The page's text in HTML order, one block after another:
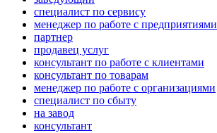
специалист по сервису
менеджер по работе с предприятиями
партнер
продавец услуг
консультант по работе с клиентами
консультант по товарам
менеджер по работе с организациями
специалист по сбыту
на завод
консультант